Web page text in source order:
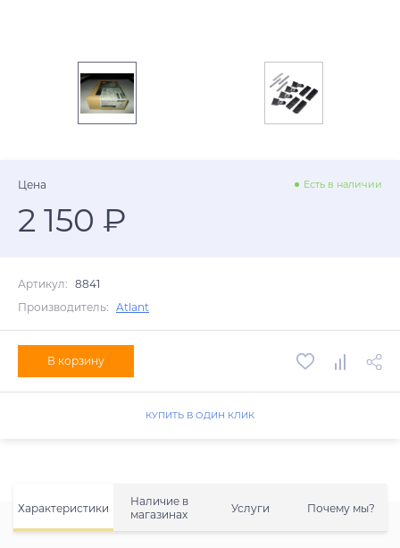
Характеристики
Наличие в
магазинах
Услуги Почему мы?
Цена Есть в наличии
2 150 ₽
Артикул: 8841
Производитель: Atlant
В корзину
КУПИТЬ В ОДИН КЛИК